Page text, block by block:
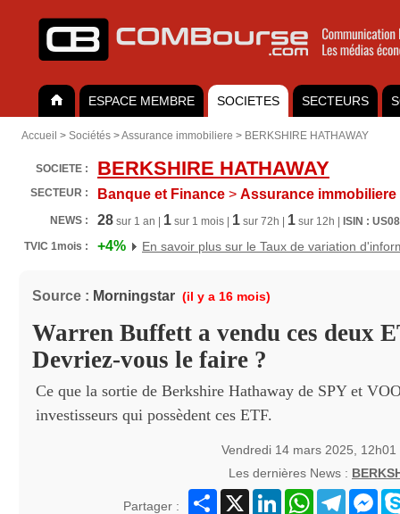
ESPACE MEMBRE SOCIETES SECTEURS
Accueil > Sociétés >Assurance immobiliere > BERKSHIRE HATHAWAY
SOCIETE : BERKSHIRE HATHAWAY
SECTEUR : Banque et Finance > Assurance immobiliere
NEWS : 28 sur 1 an | 1 sur 1 mois | 1 sur 72h | 1 sur 12h |
ISIN :
TVIC 1mois :
+4% En savoir plus sur le Taux de variation
Source : Morningstar (il y a 16 mois)
Warren Buffett a vendu ces deux
Devriez-vous le faire ?
Ce que la sortie de Berkshire Hathaway de SPY et
investisseurs qui possèdent ces ETF.
Vendredi 14 mars 2025,
Les dernières News :
Partager :
Partager
X LinkedInWhatsAppTelegram